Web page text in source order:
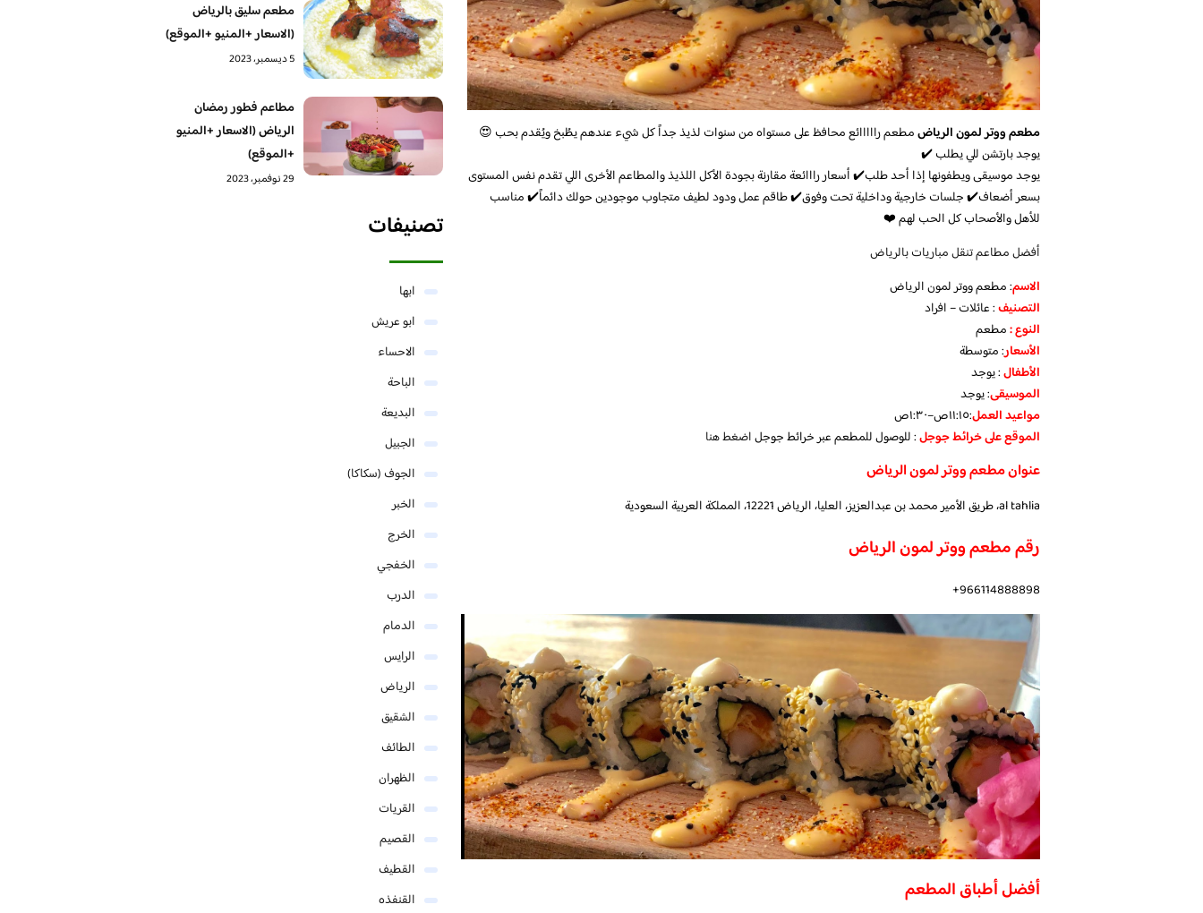
مطعم ووتر لمون الرياضمطعم رااااائع محافظ على مستواه من سنوات لذيذ جداً كل شيء عندهم يطُبخ ويُقدم بحب 😍
يوجد بارتشن للي يطلب ✔️
يوجد موسيقى ويطفونها إذا أحد طلب✔️ أسعار رااائعة مقارنة بجودة الأكل اللذيذ والمطاعم الأخرى اللي تقدم نفس المستوى
بسعر أضعاف✔️ جلسات خارجية وداخلية تحت وفوق✔️ طاقم عمل ودود لطيف متجاوب موجودين حولك دائماً✔️ مناسب
للأهل والأصحاب كل الحب لهم ❤️
أفضل مطاعم تنقل مباريات بالرياض
الاسم: مطعم ووتر لمون الرياض
التصنيف: عائلات – افراد
النوع :مطعم
الأسعار:متوسطة
الأطفال:يوجد
الموسيقى:يوجد
مواعيد العمل:١١:١٥ص–١:٣٠ص
الموقع على خرائط جوجل: للوصول للمطعم عبر خرائط جوجلاضغط هنا
عنوان مطعم ووتر لمون الرياض
al tahlia، طريق الأمير محمد بن عبدالعزيز، العليا، الرياض 12221، المملكة العربية السعودية
رقم مطعم ووتر لمون الرياض
966114888898+
أفضل أطباق المطعم
مطعم سليق بالرياض
(الاسعار +المنيو +الموقع)
5 ديسمبر، 2023
مطاعم فطور رمضان
الرياض (الاسعار +المنيو
+الموقع)
29 نوفمبر، 2023
تصنيفات
ابها
ابو عريش
الاحساء
الباحة
البديعة
الجبيل
الجوف (سكاكا)
الخبر
الخرج
الخفجي
الدرب
الدمام
الرايس
الرياض
الشقيق
الطائف
الظهران
القريات
القصيم
القطيف
القنفذه